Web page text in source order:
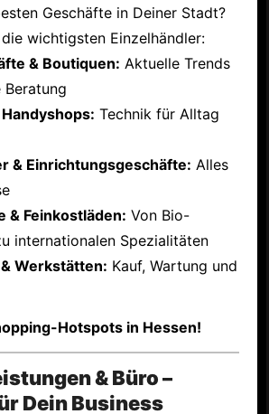
Geschäfte in Deiner Stadt?
wichtigsten Einzelhändler:
& Boutiquen: Aktuelle Trends
Technik für Alltag
& Einrichtungsgeschäfte: Alles
& Feinkostläden: Von Bio-
internationalen Spezialitäten
Werkstätten: Kauf, Wartung und
Hotspots in Hessen!
& Büro –
Dein Business